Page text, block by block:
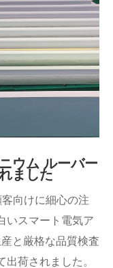
ウム ルーバー
ました
向けに細心の注
いスマート電気ア
と厳格な品質検査
荷されました。